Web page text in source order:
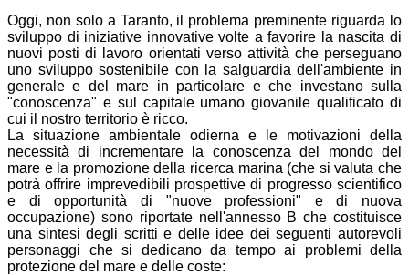
Oggi, non solo a Taranto, il problema preminente riguarda lo
sviluppo di iniziative innovative volte a favorire la nascita di
nuovi posti di lavoro orientati verso attività che perseguano
uno sviluppo sostenibile con la salguardia dell'ambiente in
generale e del mare in particolare e che investano sulla
"conoscenza" e sul capitale umano giovanile qualificato di
cui il nostro territorio è ricco.
La situazione ambientale odierna e le motivazioni della
necessità di incrementare la conoscenza del mondo del
mare e la promozione della ricerca marina (che si valuta che
potrà offrire imprevedibili prospettive di progresso scientifico
e di opportunità di "nuove professioni" e di nuova
occupazione) sono riportate nell'annesso B che costituisce
una sintesi degli scritti e delle idee dei seguenti autorevoli
personaggi che si dedicano da tempo ai problemi della
protezione del mare e delle coste: